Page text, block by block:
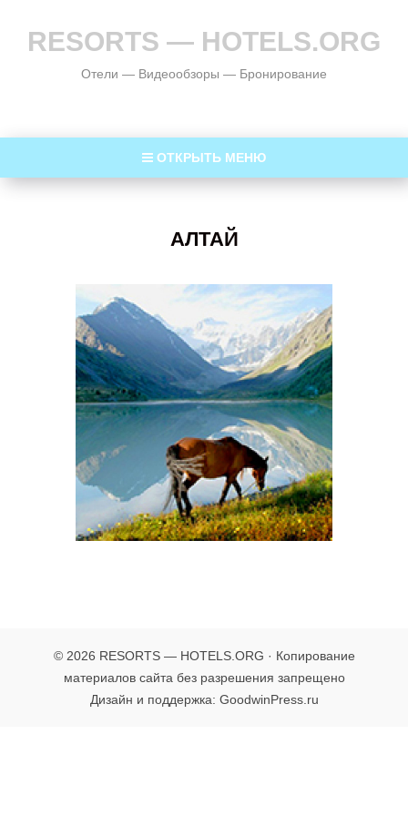
RESORTS — HOTELS.ORG
Отели — Видеообзоры — Бронирование
ОТКРЫТЬ МЕНЮ
АЛТАЙ
© 2026 RESORTS — HOTELS.ORG · Копирование
материалов сайта без разрешения запрещено
Дизайн и поддержка: GoodwinPress.ru